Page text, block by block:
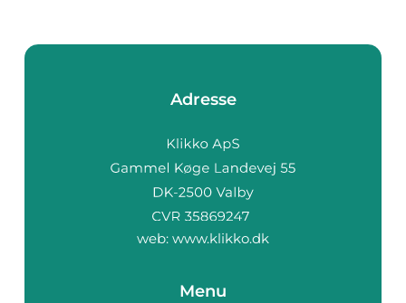
Adresse
web: www.klikko.dk
Menu